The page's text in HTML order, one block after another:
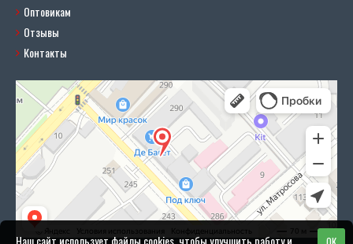
Оптовикам
Отзывы
Контакты
Наш сайт использует файлы cookies, чтобы улучшить работу и